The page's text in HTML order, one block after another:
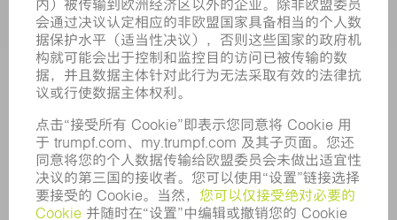
招聘职位
企业简介
董事会
业务报告
企业宗旨
合规
举报系统
安全
新闻稿
杂志
可持续性
环境和气候